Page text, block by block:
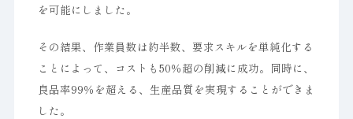
を可能にしました。
その結果、作業員数は約半数、要求スキルを単純化する
ことによって、コストも50％超の削減に成功。同時に、
良品率99％を超える、生産品質を実現することができま
した。